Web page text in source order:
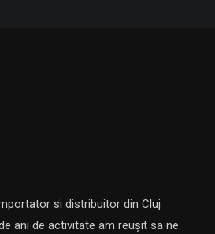
si distribuitor din Cluj
ani de activitate am reușit sa ne